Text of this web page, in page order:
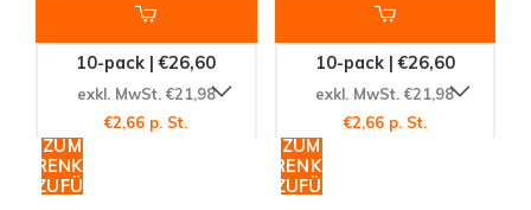
10-pack | €26,60
exkl. MwSt. €21,98
€2,66 p. St.
ZUM
WARENKORB
HINZUFÜGEN
10-pack | €26,60
exkl. MwSt. €21,98
€2,66 p. St.
ZUM
WARENKORB
HINZUFÜGEN